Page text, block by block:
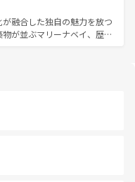
どの季節にも異なる楽しみ
イの人々、仏教を中心とし
が、訪れる旅人を魅了し続
ず。観光スポットが密集し
れるのも魅力。息をのむよ
、香港を存分に楽しみ尽く
融合した独自の魅力を放つ
が並ぶマリーナベイ、歴史
楽しめる外せないスポット